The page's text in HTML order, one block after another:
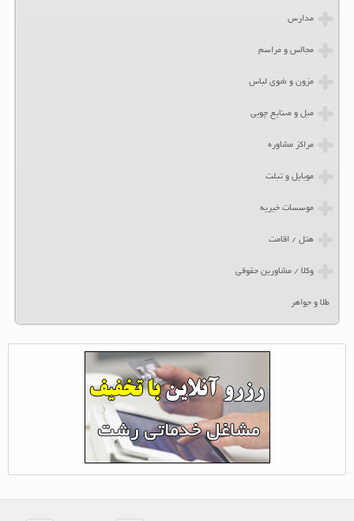
مدارس
مجالس و مراسم
مزون و شوی لباس
مبل و صنایع چوبی
مراکز مشاوره
موبایل و تبلت
موسسات خیریه
هتل / اقامت
وکلا / مشاورین حقوقی
طلا و جواهر